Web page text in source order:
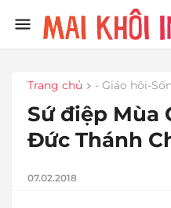
Trang chủ - Giáo hội-
Sứ điệp Mùa
Đức Thánh
07.02.2018